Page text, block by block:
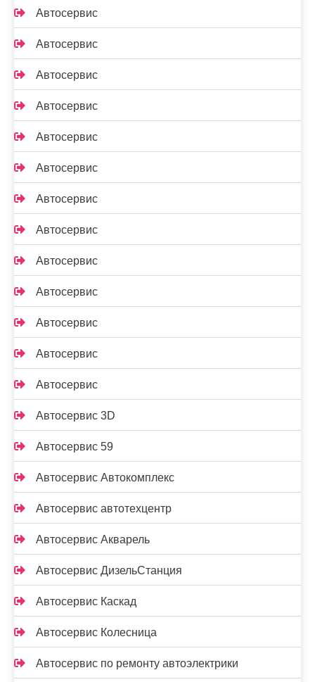
Автосервис
Автосервис
Автосервис
Автосервис
Автосервис
Автосервис
Автосервис
Автосервис
Автосервис
Автосервис
Автосервис
Автосервис
Автосервис
Автосервис 3D
Автосервис 59
Автосервис Автокомплекс
Автосервис автотехцентр
Автосервис Акварель
Автосервис ДизельСтанция
Автосервис Каскад
Автосервис Колесница
Автосервис по ремонту автоэлектрики